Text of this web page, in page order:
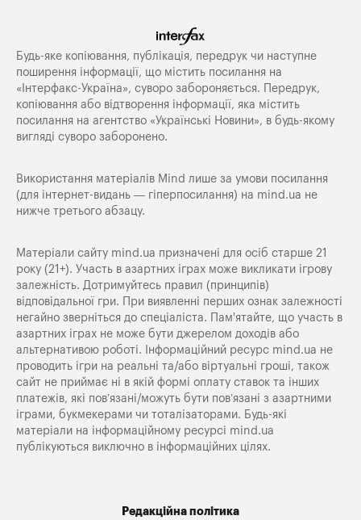
Будь-яке копiювання, публiкацiя, передрук чи наступне
поширення iнформацiї, що мiстить посилання на
«Iнтерфакс-Україна», суворо забороняється. Передрук,
копіювання або відтворення інформації, яка містить
посилання на агентство «Українські Новини», в будь-якому
вигляді суворо заборонено.
Використання матеріалів Mind лише за умови посилання
(для інтернет-видань — гіперпосилання) на mind.ua не
нижче третього абзацу.
Матеріали сайту mind.ua призначені для осіб старше 21
року (21+). Участь в азартних іграх може викликати ігрову
залежність. Дотримуйтесь правил (принципів)
відповідальної гри. При виявленні перших ознак залежності
негайно зверніться до спеціаліста. Пам'ятайте, що участь в
азартних іграх не може бути джерелом доходів або
альтернативою роботі. Інформаційний ресурс mind.ua не
проводить ігри на реальні та/або віртуальні гроші, також
сайт не приймає ні в якій формі оплату ставок та інших
платежів, які пов’язані/можуть бути пов’язані з азартними
іграми, букмекерами чи тоталізаторами. Будь-які
матеріали на інформаційному ресурсі mind.ua
публікуються виключно в інформаційних цілях.
Редакційна політика